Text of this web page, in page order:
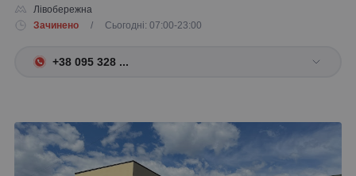
Лівобережна
Зачинено
/ Сьогодні: 07:00-23:00
+38 095 328 ...